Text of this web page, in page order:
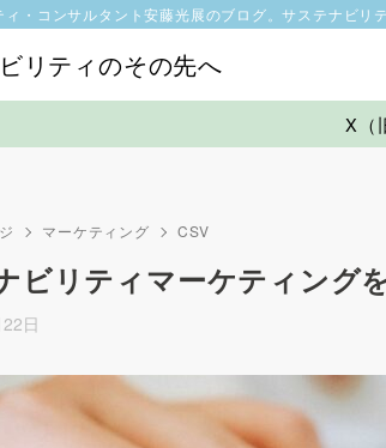
リティのその先へ
ィ・コンサルタント安藤光展のブログ。サステナビリ
X（
マーケティング CSV
ビリティマーケティング
日